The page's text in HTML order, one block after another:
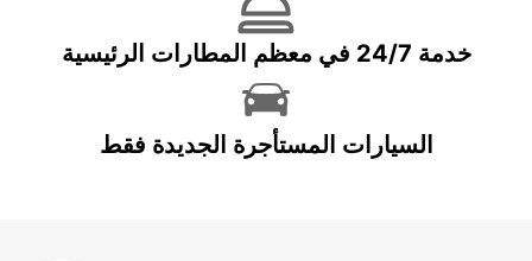
خدمة 24/7 في معظم المطارات الرئيسية
السيارات المستأجرة الجديدة فقط